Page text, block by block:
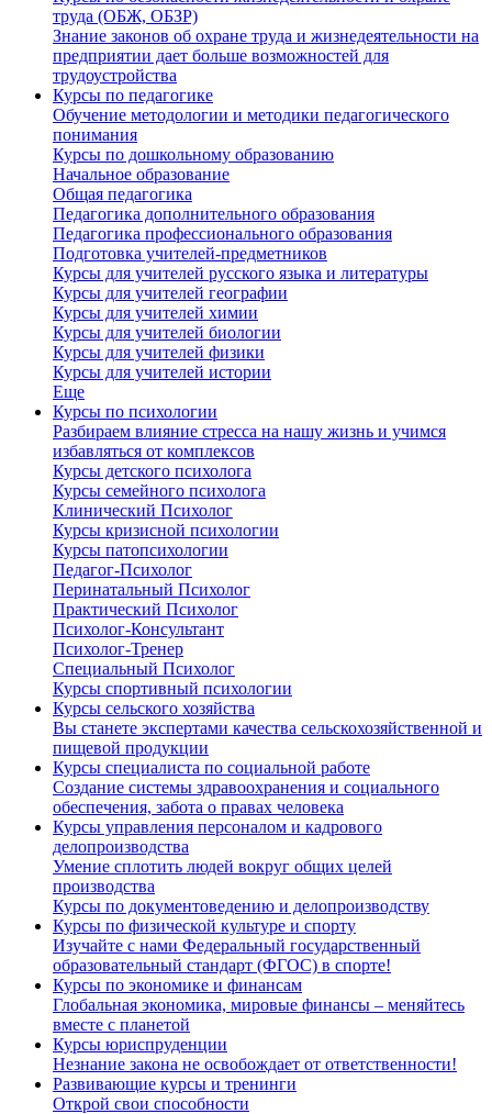
труда (ОБЖ, ОБЗР)
Знание законов об охране труда и жизнедеятельности на
предприятии дает больше возможностей для
трудоустройства
Курсы по педагогике
Обучение методологии и методики педагогического
понимания
Курсы по дошкольному образованию
Начальное образование
Общая педагогика
Педагогика дополнительного образования
Педагогика профессионального образования
Подготовка учителей-предметников
Курсы для учителей русского языка и литературы
Курсы для учителей географии
Курсы для учителей химии
Курсы для учителей биологии
Курсы для учителей физики
Курсы для учителей истории
Еще
Курсы по психологии
Разбираем влияние стресса на нашу жизнь и учимся
избавляться от комплексов
Курсы детского психолога
Курсы семейного психолога
Клинический Психолог
Курсы кризисной психологии
Курсы патопсихологии
Педагог-Психолог
Перинатальный Психолог
Практический Психолог
Психолог-Консультант
Психолог-Тренер
Специальный Психолог
Курсы спортивный психологии
Курсы сельского хозяйства
Вы станете экспертами качества сельскохозяйственной и
пищевой продукции
Курсы специалиста по социальной работе
Создание системы здравоохранения и социального
обеспечения, забота о правах человека
Курсы управления персоналом и кадрового
делопроизводства
Умение сплотить людей вокруг общих целей
производства
Курсы по документоведению и делопроизводству
Курсы по физической культуре и спорту
Изучайте с нами Федеральный государственный
образовательный стандарт (ФГОС) в спорте!
Курсы по экономике и финансам
Глобальная экономика, мировые финансы – меняйтесь
вместе с планетой
Курсы юриспруденции
Незнание закона не освобождает от ответственности!
Развивающие курсы и тренинги
Открой свои способности